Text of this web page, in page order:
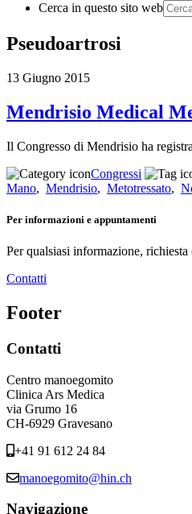
Cerca in questo sito web
Pseudoartrosi
13 Giugno 2015
Mendrisio Medical
Il Congresso di Mendrisio ha
Congressi
Mano, Mendrisio, Metotressato,
Per informazioni e appuntamenti
Per qualsiasi informazione,
Contatti
Footer
Contatti
Centro manoegomito
Clinica Ars Medica
via Grumo 16
CH-6929 Gravesano
+41 91 612 24 84
manoegomito@hin.ch
Navigazione